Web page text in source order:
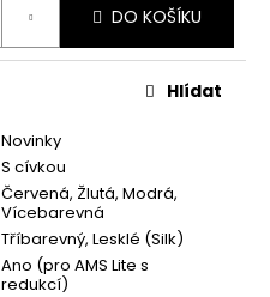
DO KOŠÍKU
Novinky
S cívkou
Červená, Žlutá, Modrá,
Vícebarevná
Tříbarevný, Lesklé (Silk)
Ano (pro AMS Lite s
redukcí)
Hlídat